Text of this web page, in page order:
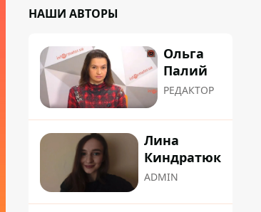
НАШИ АВТОРЫ
Ольга
Палий
РЕДАКТОР
Лина
Киндратюк
ADMIN